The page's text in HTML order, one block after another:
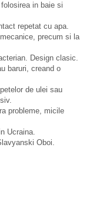
in baie si
repetat cu apa.
precum si la
Design clasic.
baruri, creand o
de ulei sau
probleme, micile
Ucraina.
Oboi.